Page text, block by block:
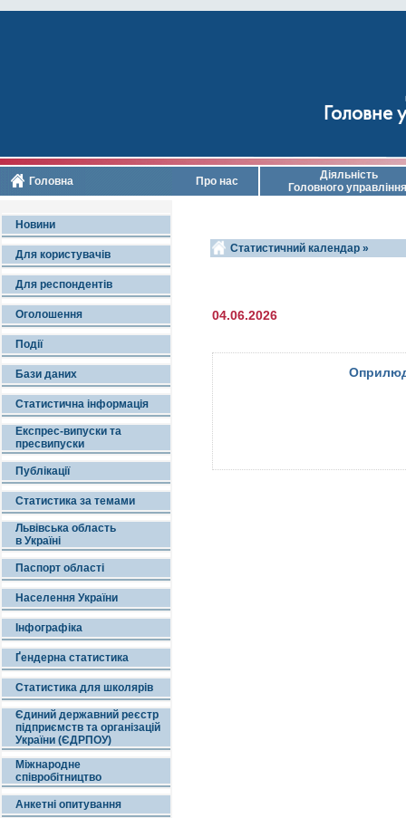
Головне
Головна Про нас
Діяльність
Головного управління
Новини
Для користувачів
Для респондентів
Оголошення
Події
Бази даних
Статистична інформація
Експрес-випуски та
пресвипуски
Публікації
Статистика за темами
Львівська область
в Україні
Паспорт області
Населення України
Інфографіка
Ґендерна статистика
Статистика для школярів
Єдиний державний реєстр
підприємств та організацій
України (ЄДРПОУ)
Міжнародне
співробітництво
Анкетні опитування
Статистичний календар »
04.06.2026